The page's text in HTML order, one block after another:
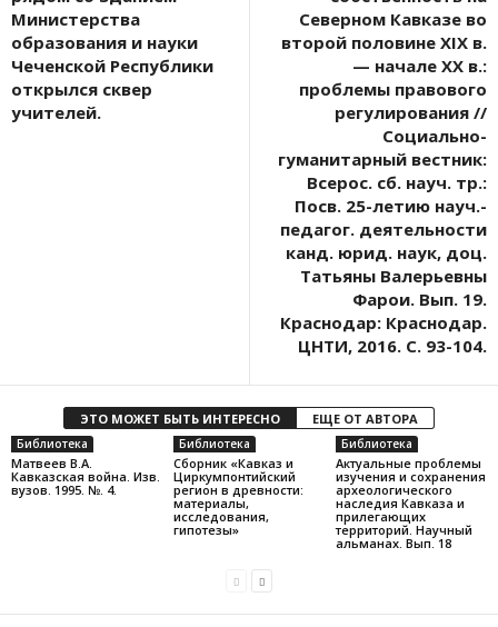
Министерства
образования и науки
Чеченской Республики
открылся сквер
учителей.
Северном Кавказе во
второй половине ХIX в.
— начале XX в.:
проблемы правового
регулирования //
Социально-
гуманитарный вестник:
Всерос. сб. науч. тр.:
Посв. 25-летию науч.-
педагог. деятельности
канд. юрид. наук, доц.
Татьяны Валерьевны
Фарои. Вып. 19.
Краснодар: Краснодар.
ЦНТИ, 2016. С. 93-104.
ЭТО МОЖЕТ БЫТЬ ИНТЕРЕСНО ЕЩЕ ОТ АВТОРА
Библиотека
Матвеев В.А.
Кавказская война. Изв.
вузов. 1995. №. 4.
Библиотека
Сборник «Кавказ и
Циркумпонтийский
регион в древности:
материалы,
исследования,
гипотезы»
Библиотека
Актуальные проблемы
изучения и сохранения
археологического
наследия Кавказа и
прилегающих
территорий. Научный
альманах. Вып. 18